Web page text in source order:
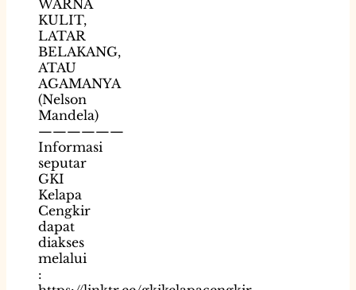
WARNA
KULIT,
LATAR
BELAKANG,
ATAU
AGAMANYA
(Nelson
Mandela)
——————
Informasi
seputar
GKI
Kelapa
Cengkir
dapat
diakses
melalui
: